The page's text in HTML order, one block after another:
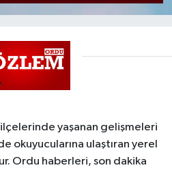
yaşanan gelişmeleri
okuyucularına ulaştıran yerel
Ordu haberleri, son dakika